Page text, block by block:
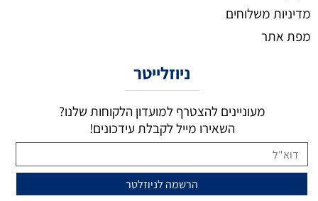
מדיניות משלוחים
מפת אתר
ניוזלייטר
מעוניינים להצטרף למועדון הלקוחות שלנו?
השאירו מייל לקבלת עידכונים!